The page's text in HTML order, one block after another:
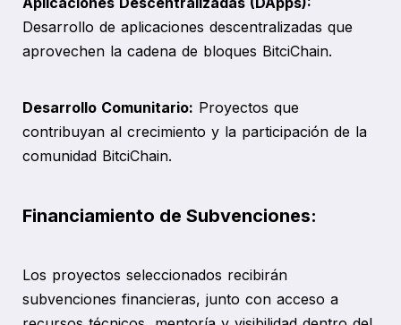
Desarrollo de aplicaciones descentralizadas que
aprovechen la cadena de bloques BitciChain.
Desarrollo Comunitario: Proyectos que
contribuyan al crecimiento y la participación de la
comunidad BitciChain.
Financiamiento de Subvenciones:
Los proyectos seleccionados recibirán
subvenciones financieras, junto con acceso a